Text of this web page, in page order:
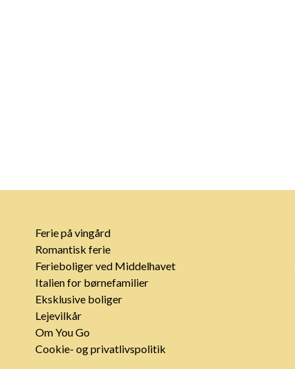
Ferie på vingård
Romantisk ferie
Ferieboliger ved Middelhavet
Italien for børnefamilier
Eksklusive boliger
Lejevilkår
Om You Go
Cookie- og privatlivspolitik